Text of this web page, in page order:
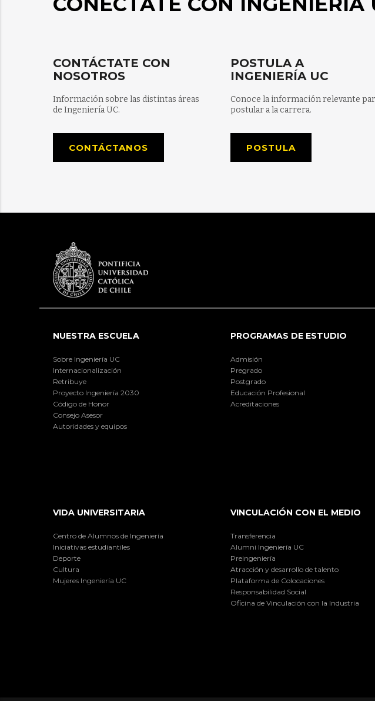
CONTÁCTATE CON
NOSOTROS
Información sobre las distintas áreas
de Ingeniería UC.
CONTÁCTANOS
POSTULA A
INGENIERÍA UC
Conoce la información relevante
postular a la carrera.
POSTULA
NUESTRA ESCUELA
Sobre Ingeniería UC
Internacionalización
Retribuye
Proyecto Ingeniería 2030
Código de Honor
Consejo Asesor
Autoridades y equipos
PROGRAMAS DE ESTUDIO
Admisión
Pregrado
Postgrado
Educación Profesional
Acreditaciones
VIDA UNIVERSITARIA
Centro de Alumnos de Ingeniería
Iniciativas estudiantiles
Deporte
Cultura
Mujeres Ingeniería UC
VINCULACIÓN CON EL MEDIO
Transferencia
Alumni Ingeniería UC
Preingeniería
Atracción y desarrollo de talento
Plataforma de Colocaciones
Responsabilidad Social
Oficina de Vinculación con la Industria